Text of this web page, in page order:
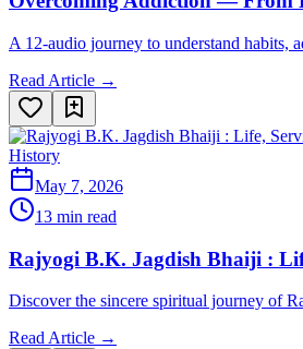
A 12-audio journey to understand habits,
Read Article →
History
May 7, 2026
13 min read
Rajyogi B.K. Jagdish Bhaiji :
Discover the sincere spiritual journey of
Read Article →